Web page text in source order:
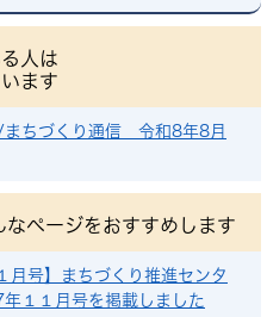
人は
ます
まちづくり通信 令和8年8月
なページをおすすめします
月号】まちづくり推進センタ
１１月号を掲載しました